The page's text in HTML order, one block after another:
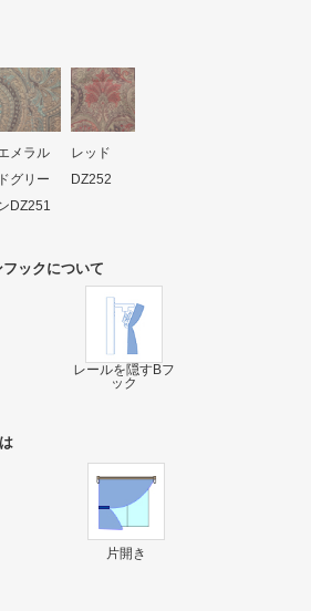
メラル
ドグリー
DZ251
レッド
DZ252
ックについて
レールを隠すBフ
ック
片開き